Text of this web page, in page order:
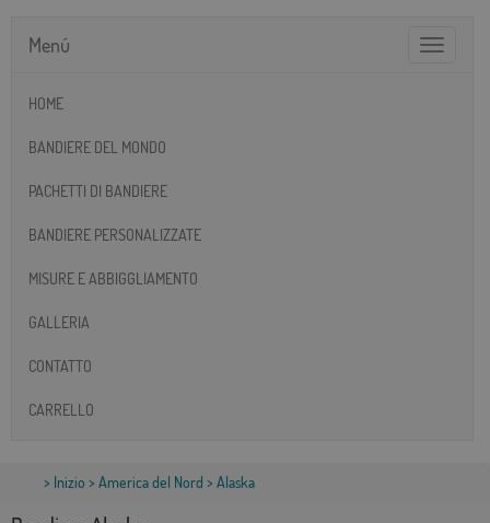
Toggle
Menú
HOME
BANDIERE DEL MONDO
PACHETTI DI BANDIERE
BANDIERE PERSONALIZZATE
MISURE E ABBIGGLIAMENTO
GALLERIA
CONTATTO
CARRELLO
> Inizio > America del Nord > Alaska